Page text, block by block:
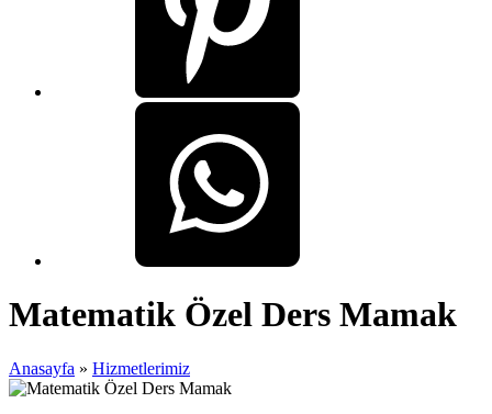
Matematik Özel Ders Mamak
Anasayfa » Hizmetlerimiz